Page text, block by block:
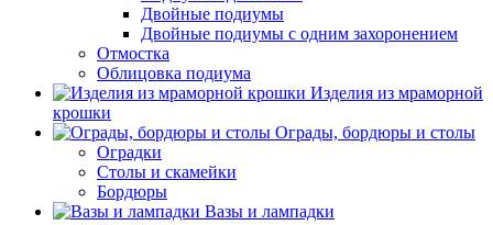
Двойные подиумы
Двойные подиумы с одним захоронением
Отмостка
Облицовка подиума
Изделия из мраморной
крошки
Ограды, бордюры и столы
Оградки
Столы и скамейки
Бордюры
Вазы и лампадки